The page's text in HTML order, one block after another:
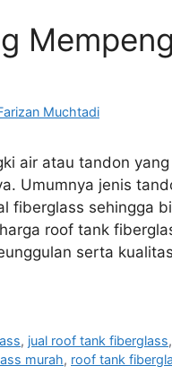
Muchtadi
air atau tandon
Umumnya jenis
fiberglass sehingga
roof tank
serta
, jual roof tank fiberglass,
murah, roof tank